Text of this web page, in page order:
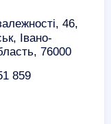
46,
Івано-
76000
859